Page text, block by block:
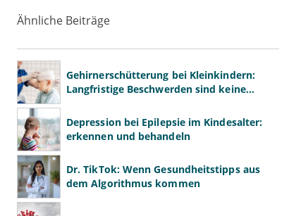
Ähnliche Beiträge
Gehirnerschütterung bei Kleinkindern:
Langfristige Beschwerden sind keine
Depression bei Epilepsie im Kindesalter:
erkennen und behandeln
Dr. TikTok: Wenn Gesundheitstipps aus
dem Algorithmus kommen